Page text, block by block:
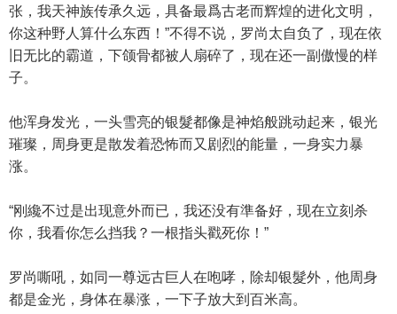
张，我天神族传承久远，具备最爲古老而辉煌的进化文明，
你这种野人算什么东西！”不得不说，罗尚太自负了，现在依
旧无比的霸道，下颌骨都被人扇碎了，现在还一副傲慢的样
子。
他浑身发光，一头雪亮的银髮都像是神焰般跳动起来，银光
璀璨，周身更是散发着恐怖而又剧烈的能量，一身实力暴
涨。
“刚纔不过是出现意外而已，我还没有準备好，现在立刻杀
你，我看你怎么挡我？一根指头戳死你！”
罗尚嘶吼，如同一尊远古巨人在咆哮，除却银髮外，他周身
都是金光，身体在暴涨，一下子放大到百米高。